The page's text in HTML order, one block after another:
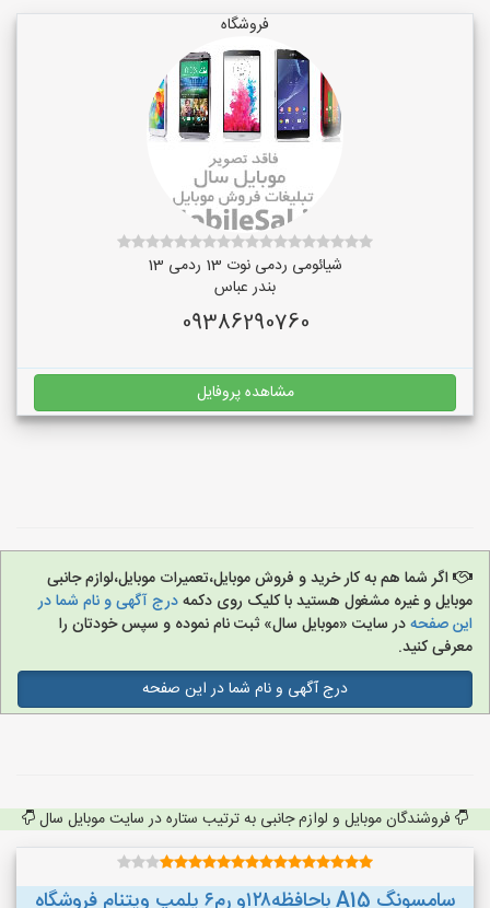
فروشگاه
شیائومی ردمی نوت 13 ردمی 13
بندر عباس
09386290760
مشاهده پروفایل
اگر شما هم به کار خرید و فروش موبایل،تعمیرات موبایل،لوازم جانبی
موبایل و غیره مشغول هستید با کلیک روی دکمهدرج آگهی و نام شما در
این صفحهدر سایت «موبایل سال» ثبت نام نموده و سپس خودتان را
معرفی کنید.
درج آگهی و نام شما در این صفحه
فروشندگان موبایل و لوازم جانبی به ترتیب ستاره در سایت موبایل سال
سامسونگ A15 باحافظه۱۲۸و رم۶ پلمپ ویتنام فروشگاه